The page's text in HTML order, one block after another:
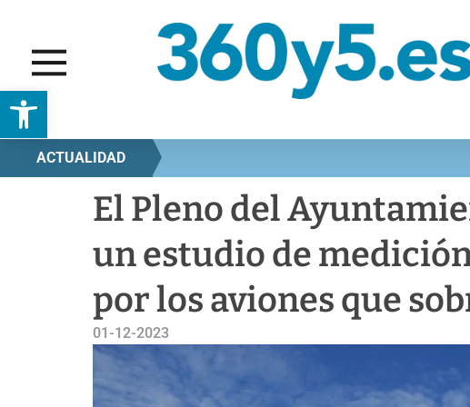
Abrir barra de herramientas
ACTUALIDAD
El Pleno del
un estudio de
por los aviones que
01-12-2023